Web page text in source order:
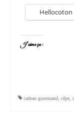
Hellocoton
J’aime ça :
cadeau gourmand cèpe